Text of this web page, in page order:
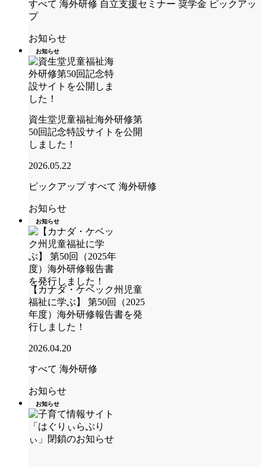
すべて 海外研修 自立支援セミナー 奨学金 ピックアッ
プ
お知らせ
お知らせ
資生堂児童福祉海外研修第
50回記念特設サイトを公開
しました！
2026.05.22
ピックアップ すべて 海外研修
お知らせ
お知らせ
【カナダ・ケベック州児童
福祉に学ぶ】 第50回（2025
年度）海外研修報告書を発
行しました！
2026.04.20
すべて 海外研修
お知らせ
お知らせ